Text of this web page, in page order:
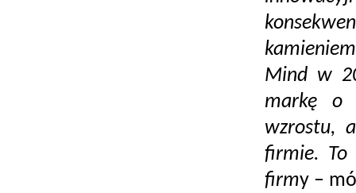
Mind w
markę o
wzrostu,
firmie. To
firmy –